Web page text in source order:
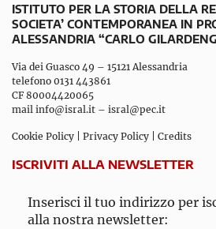
ISTITUTO PER LA STORIA DELLA
SOCIETA’ CONTEMPORANEA IN
ALESSANDRIA “CARLO
Via dei Guasco 49 – 15121 Alessandria
telefono 0131 443861
CF 80004420065
mail info@isral.it – isral@pec.it
Cookie Policy Privacy Policy Credits
ISCRIVITI ALLA NEWSLETTER
Inserisci il tuo indirizzo per
alla nostra newsletter: